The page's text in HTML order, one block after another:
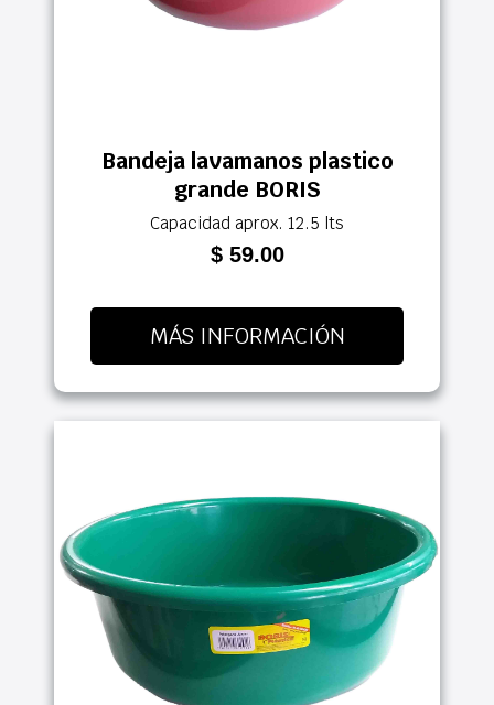
Bandeja lavamanos plastico
grande BORIS
Capacidad aprox. 12.5 lts
$ 59.00
MÁS INFORMACIÓN